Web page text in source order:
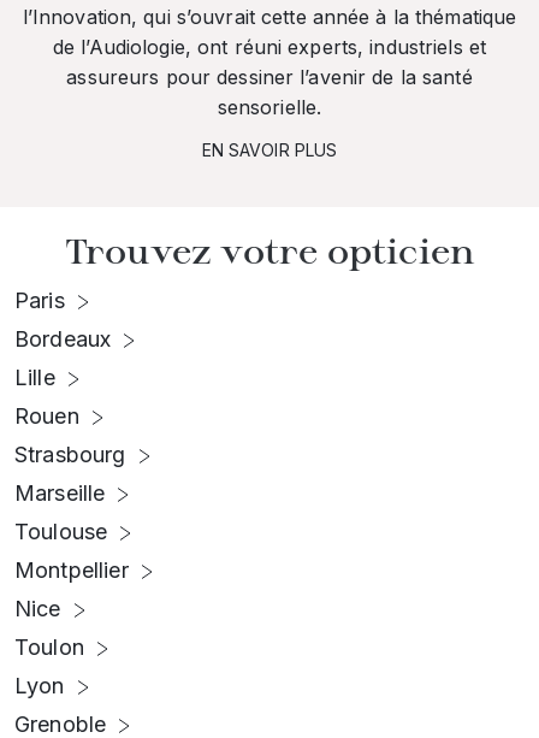
l’Innovation, qui s’ouvrait cette année à la thématique
de l’Audiologie, ont réuni experts, industriels et
assureurs pour dessiner l’avenir de la santé
sensorielle.
EN SAVOIR PLUS
Trouvez votre opticien
Paris
Bordeaux
Lille
Rouen
Strasbourg
Marseille
Toulouse
Montpellier
Nice
Toulon
Lyon
Grenoble